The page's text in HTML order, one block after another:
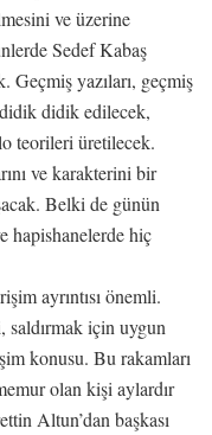
ve üzerine
Sedef Kabaş
Geçmiş yazıları, geçmiş
didik edilecek,
teorileri üretilecek.
ve karakterini bir
Belki de günün
hapishanelerde hiç
ayrıntısı önemli.
için uygun
konusu. Bu rakamları
olan kişi aylardır
Altun’dan başkası